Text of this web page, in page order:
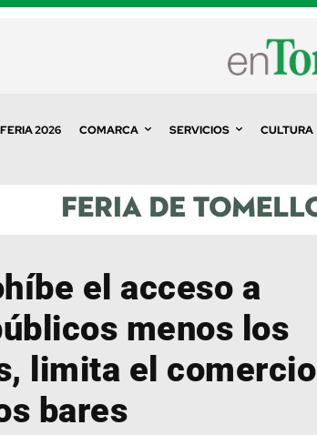
FERIA 2026 COMARCA SERVICIOS CULTURA
el acceso a
menos los
limita el comercio
bares